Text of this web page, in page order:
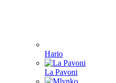
Hario
La Pavoni